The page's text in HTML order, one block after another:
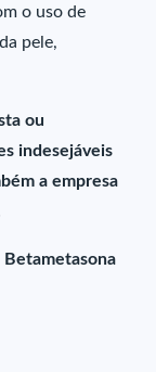
o uso de
pele,
ou
indesejáveis
a empresa
Betametasona